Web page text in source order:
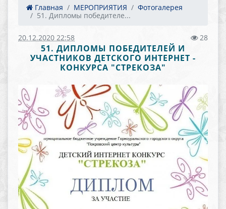
Главная МЕРОПРИЯТИЯ
Фотогалерея
51. Дипломы победителе...
20.12.2020 22:58 28
51. ДИПЛОМЫ ПОБЕДИТЕЛЕЙ И
УЧАСТНИКОВ ДЕТСКОГО ИНТЕРНЕТ -
КОНКУРСА "СТРЕКОЗА"